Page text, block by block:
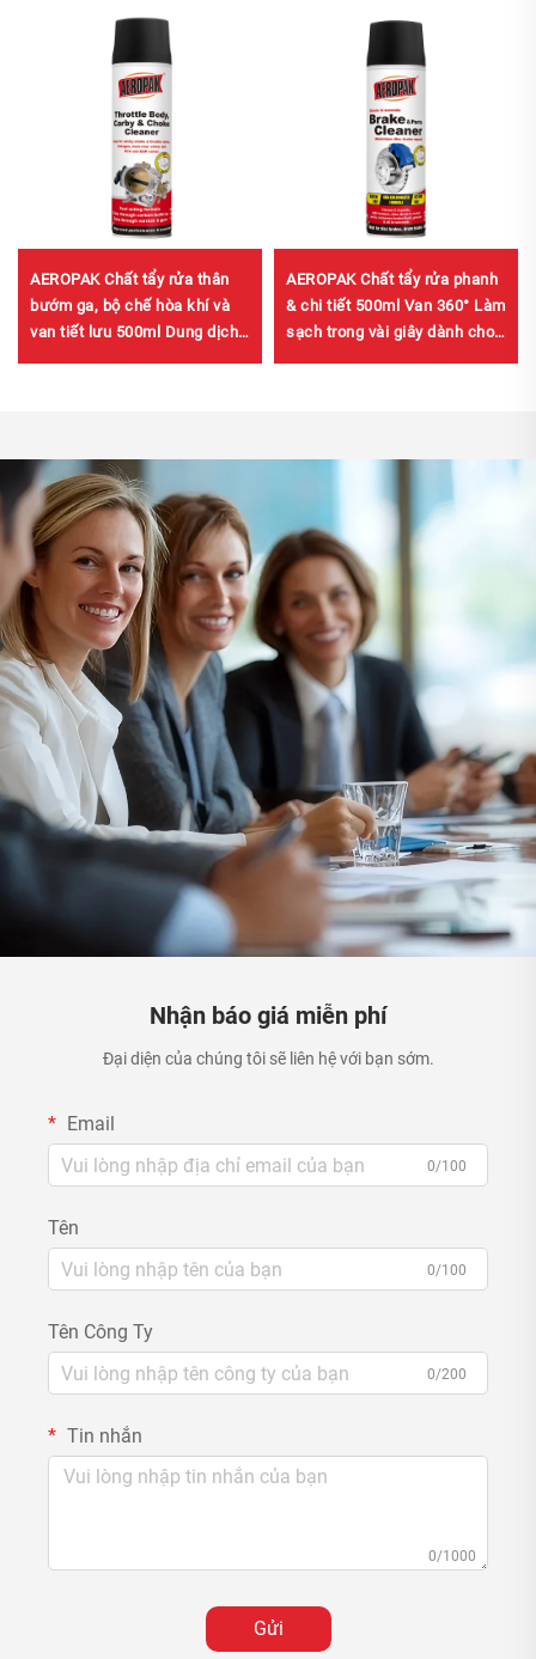
AEROPAK Chất tẩy rửa thân
bướm ga, bộ chế hòa khí và
van tiết lưu 500ml Dung dịch
AEROPAK Chất tẩy rửa phanh
& chi tiết 500ml Van 360° Làm
sạch trong vài giây dành cho
Nhận báo giá miễn phí
Đại diện của chúng tôi sẽ liên hệ với bạn sớm.
Email
0/100
Tên
0/100
Tên Công Ty
0/200
Tin nhắn
0/1000
Gửi